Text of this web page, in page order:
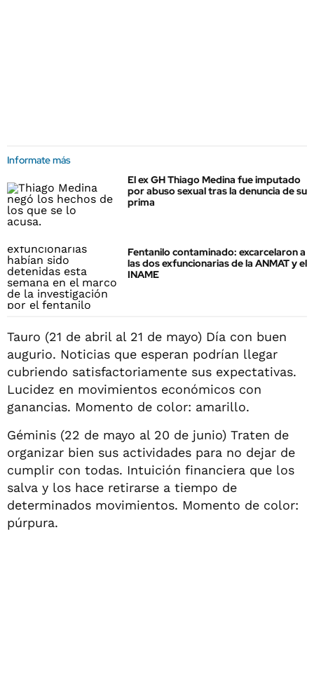
Informate más
El ex GH Thiago Medina fue imputado
por abuso sexual tras la denuncia de su
prima
Fentanilo contaminado: excarcelaron a
las dos exfuncionarias de la ANMAT y el
INAME
Tauro (21 de abril al 21 de mayo) Día con buen
augurio. Noticias que esperan podrían llegar
cubriendo satisfactoriamente sus expectativas.
Lucidez en movimientos económicos con
ganancias. Momento de color: amarillo.
Géminis (22 de mayo al 20 de junio) Traten de
organizar bien sus actividades para no dejar de
cumplir con todas. Intuición financiera que los
salva y los hace retirarse a tiempo de
determinados movimientos. Momento de color:
púrpura.